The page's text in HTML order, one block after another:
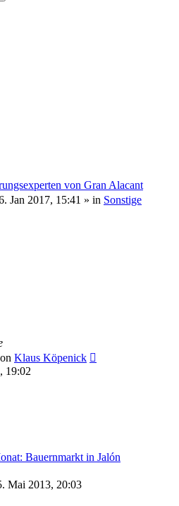
von Gran Alacant
Jan 2017, 15:41 » in Sonstige
Klaus Köpenick
19:02
Bauernmarkt in Jalón
Mai 2013, 20:03